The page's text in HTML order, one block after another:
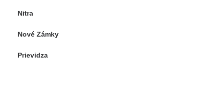
Nitra
Nové Zámky
Prievidza